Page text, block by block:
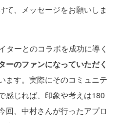
て、メッセージをお願いしま
ターとのコラボを成功に導く
ーのファンになっていただく
ます。実際にそのコミュニテ
感じれば、印象や考えは180
回、中村さんが行ったアプロ